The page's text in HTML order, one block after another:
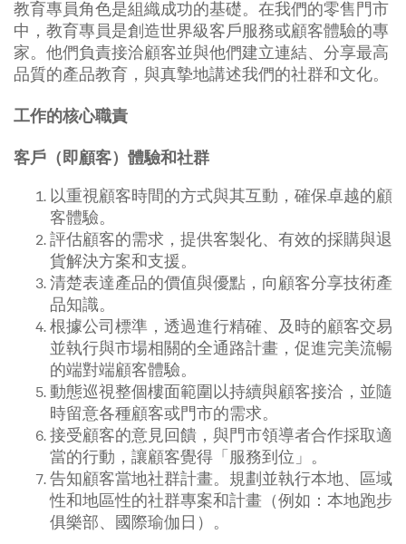
教育專員角色是組織成功的基礎。在我們的零售門市
中，教育專員是創造世界級客戶服務或顧客體驗的專
家。他們負責接洽顧客並與他們建立連結、分享最高
品質的產品教育，與真摯地講述我們的社群和文化。
工作的核心職責
客戶（即顧客）體驗和社群
以重視顧客時間的方式與其互動，確保卓越的顧
客體驗。
評估顧客的需求，提供客製化、有效的採購與退
貨解決方案和支援。
清楚表達產品的價值與優點，向顧客分享技術產
品知識。
根據公司標準，透過進行精確、及時的顧客交易
並執行與市場相關的全通路計畫，促進完美流暢
的端對端顧客體驗。
動態巡視整個樓面範圍以持續與顧客接洽，並隨
時留意各種顧客或門市的需求。
接受顧客的意見回饋，與門市領導者合作採取適
當的行動，讓顧客覺得「服務到位」。
告知顧客當地社群計畫。規劃並執行本地、區域
性和地區性的社群專案和計畫（例如：本地跑步
俱樂部、國際瑜伽日）。